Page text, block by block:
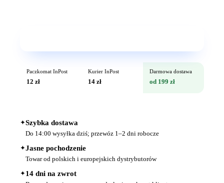
Paczkomat InPost
12 zł
Kurier InPost
14 zł
Darmowa dostawa
od 199 zł
✦Szybka dostawa
Do 14:00 wysyłka dziś; przewóz 1–2 dni robocze
✦Jasne pochodzenie
Towar od polskich i europejskich dystrybutorów
✦14 dni na zwrot